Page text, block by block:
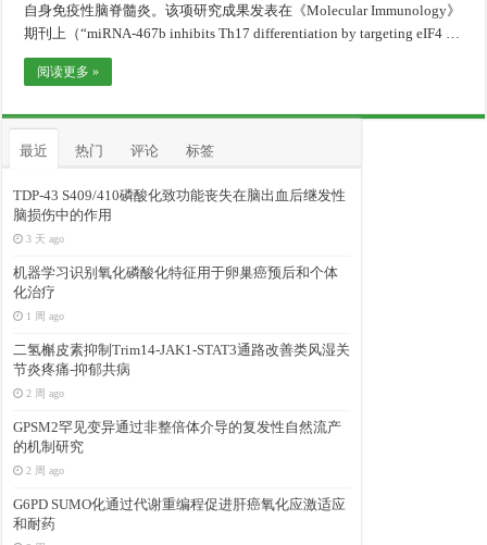
自身免疫性脑脊髓炎。该项研究成果发表在《Molecular Immunology》
期刊上（“miRNA-467b inhibits Th17 differentiation by targeting eIF4 …
阅读更多 »
最近 热门 评论 标签
TDP-43 S409/410磷酸化致功能丧失在脑出血后继发性
脑损伤中的作用
3 天 ago
机器学习识别氧化磷酸化特征用于卵巢癌预后和个体
化治疗
1 周 ago
二氢槲皮素抑制Trim14-JAK1-STAT3通路改善类风湿关
节炎疼痛-抑郁共病
2 周 ago
GPSM2罕见变异通过非整倍体介导的复发性自然流产
的机制研究
2 周 ago
G6PD SUMO化通过代谢重编程促进肝癌氧化应激适应
和耐药